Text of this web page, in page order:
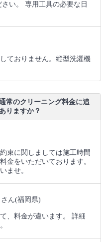
い。 専用工具の必要な日
ておりません。縦型洗濯機
常のクリーニング料金に追
りますか？
束に関しましては施工時間
金をいただいております。
ませ。
さん(福岡県)
、料金が違います。 詳細